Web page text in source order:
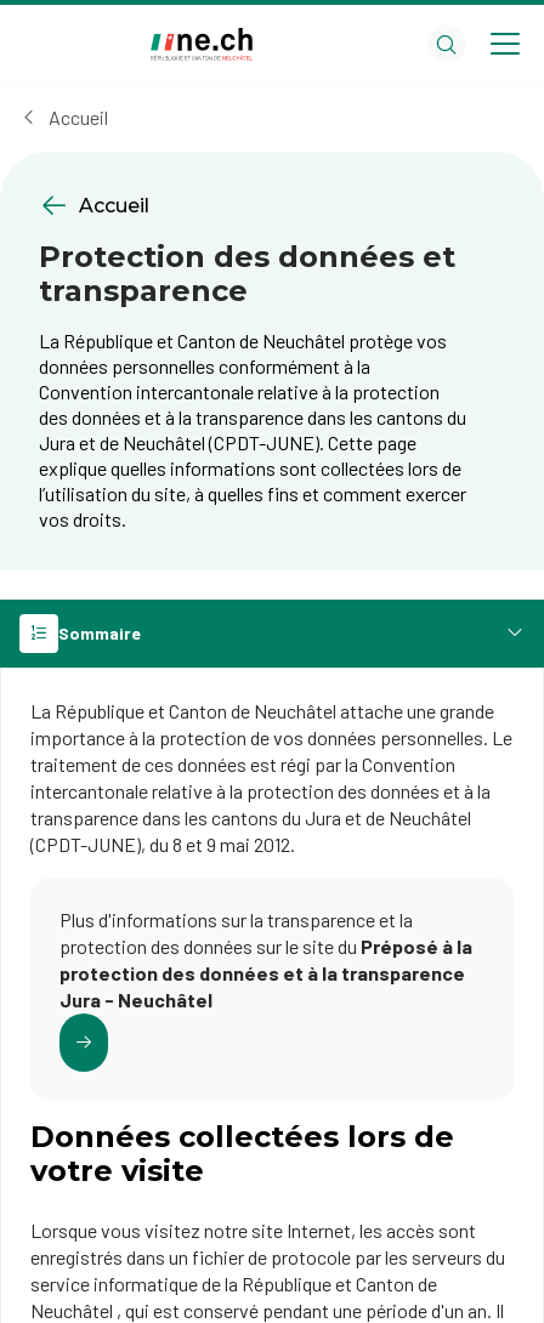
cookies
Accueil
Accueil
Protection des données et
transparence
La République et Canton de Neuchâtel protège vos
données personnelles conformément à la
Convention intercantonale relative à la protection
des données et à la transparence dans les cantons du
Jura et de Neuchâtel (CPDT-JUNE). Cette page
explique quelles informations sont collectées lors de
l’utilisation du site, à quelles fins et comment exercer
vos droits.
Sommaire
La République et Canton de Neuchâtel attache une grande
importance à la protection de vos données personnelles. Le
traitement de ces données est régi par la Convention
intercantonale relative à la protection des données et à la
transparence dans les cantons du Jura et de Neuchâtel
(CPDT-JUNE), du 8 et 9 mai 2012.
Plus d'informations sur la transparence et la
protection des données sur le site du Préposé à la
protection des données et à la transparence
Jura - Neuchâtel
Données collectées lors de
votre visite
Lorsque vous visitez notre site Internet, les accès sont
enregistrés dans un fichier de protocole par les serveurs du
service informatique de la République et Canton de
Neuchâtel , qui est conservé pendant une période d'un an. Il